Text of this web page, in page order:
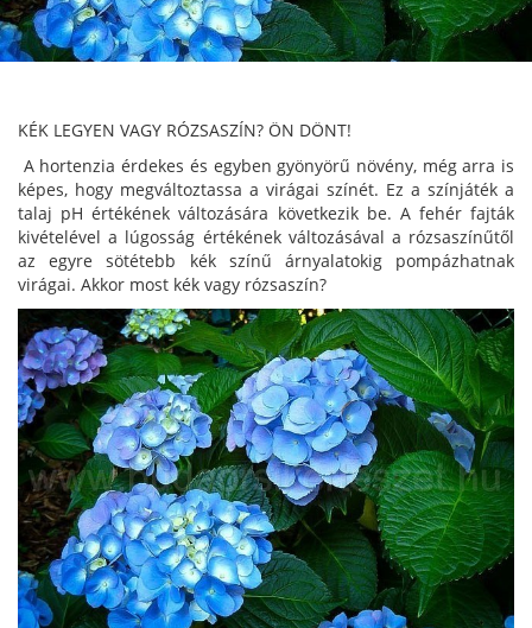
KÉK LEGYEN VAGY RÓZSASZÍN? ÖN DÖNT!
A hortenzia érdekes és egyben gyönyörű növény, még arra is
képes, hogy megváltoztassa a virágai színét. Ez a színjáték a
talaj pH értékének változására következik be. A fehér fajták
kivételével a lúgosság értékének változásával a rózsaszínűtől
az egyre sötétebb kék színű árnyalatokig pompázhatnak
virágai. Akkor most kék vagy rózsaszín?